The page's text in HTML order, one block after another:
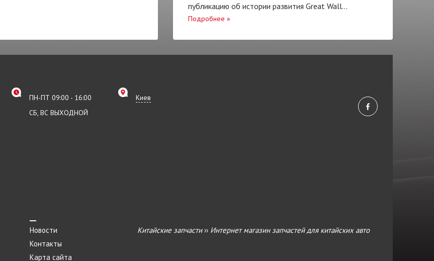
публикацию об истории развития Great Wall...
Подробнее »
ПН-ПТ 09:00 - 16:00
СБ, ВС ВЫХОДНОЙ
Киев
Новости
Контакты
Карта сайта
Китайские запчасти›› Интернет магазин запчастей для китайских авто